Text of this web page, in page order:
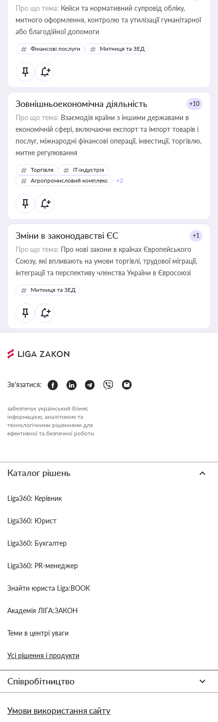
Про що тема: Кейси та нормативний супровід обліку,
митного оформлення, контролю та утилізації гуманітарної
або благодійної допомоги
Фінансові послуги Митниця та ЗЕД
Зовнішньоекономічна діяльність +10
Про що тема: Взаємодія країни з іншими державами в
економічній сфері, включаючи експорт та імпорт товарів і
послуг, міжнародні фінансові операції, інвестиції, торгівлю,
митне регулювання
Торгівля
IT-індустрія
Агропромисловий комплекс
+2
Зміни в законодавстві ЄС +1
Про що тема: Про нові закони в країнах Європейського
Союзу, які впливають на умови торгівлі, трудової міграції,
інтеграції та перспективу членства України в Євросоюзі
Митниця та ЗЕД
Зв'язатися:
забезпечує український бізнес
інформацією, аналітикою та
технологічними рішеннями для
ефективної та безпечної роботи.
Каталог рішень
Liga360: Керівник
Liga360: Юрист
Liga360: Бухгалтер
Liga360: PR-менеджер
Знайти юриста Liga:BOOK
Академія ЛІГА:ЗАКОН
Теми в центрі уваги
Усі рішення і продукти
Співробітництво
Умови використання сайту